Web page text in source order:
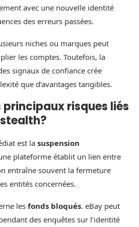
avec une nouvelle identité
des erreurs passées.
niches ou marques peut
les comptes. Toutefois, la
signaux de confiance crée
que d’avantages tangibles.
principaux risques liés
est la suspension
plateforme établit un lien entre
entraîne souvent la fermeture
entités concernées.
les fonds bloqués. eBay peut
des enquêtes sur l’identité